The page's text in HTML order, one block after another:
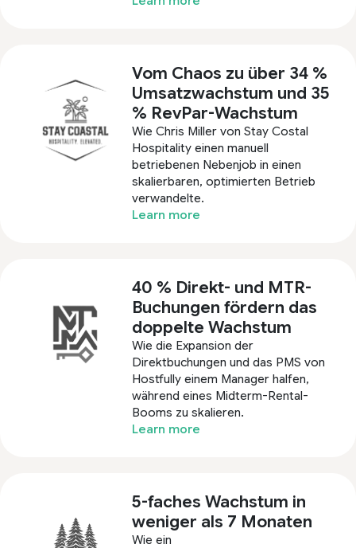
Vom Chaos zu über 34 %
Umsatzwachstum und 35
% RevPar-Wachstum
Wie Chris Miller von Stay Costal
Hospitality einen manuell
betriebenen Nebenjob in einen
skalierbaren, optimierten Betrieb
verwandelte.
Learn more
40 % Direkt- und MTR-
Buchungen fördern das
doppelte Wachstum
Wie die Expansion der
Direktbuchungen und das PMS von
Hostfully einem Manager halfen,
während eines Midterm-Rental-
Booms zu skalieren.
Learn more
5-faches Wachstum in
weniger als 7 Monaten
Wie ein